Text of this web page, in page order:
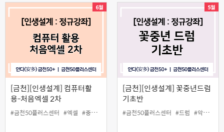
[금천][인생설계] 컴퓨터활
용-처음엑셀 2차
#금천50플러스센터 #엑셀 #중장년 #컴퓨터활용
[금천][인생설계] 꽃중년드럼
기초반
#금천50플러스센터 #드럼 #악기